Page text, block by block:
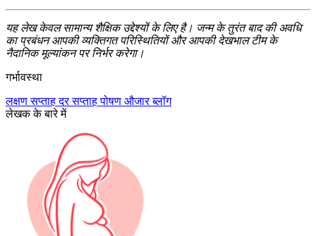
यह लेख केवल सामान्य शैक्षिक उद्देश्यों के लिए है। जन्म के तुरंत बाद की अवधि
का प्रबंधन आपकी व्यक्तिगत परिस्थितियों और आपकी देखभाल टीम के
नैदानिक ​​​​मूल्यांकन पर निर्भर करेगा।
गर्भावस्था
लक्षणसप्ताह दर सप्ताहपोषण औजारब्लॉग
लेखक के बारे में